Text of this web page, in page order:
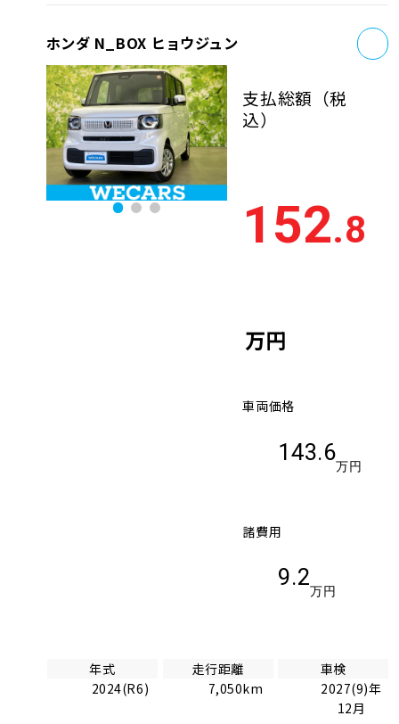
ホンダ N_BOX ヒョウジュン
支払総額 （税
込）
152.8
万円
車両価格
143.6
万円
諸費用
9.2
万円
年式
2024(R6)
走行距離
7,050km
車検
2027(9)年
12月